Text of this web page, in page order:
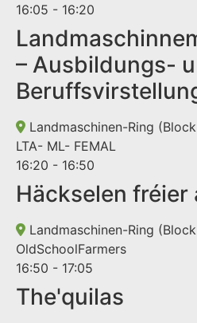
16:05 - 16:20
– Ausbildungs-
Landmaschinen-Ring
LTA- ML- FEMAL
16:20 - 16:50
Häckselen fréier
Landmaschinen-Ring
OldSchoolFarmers
16:50 - 17:05
The'quilas